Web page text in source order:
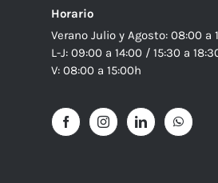
Horario
Verano Julio y Agosto: 08:00 a
L-J: 09:00 a 14:00 / 15:30 a
V: 08:00 a 15:00h